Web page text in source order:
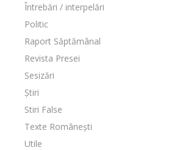
Întrebări / interpelări
Politic
Raport Săptămânal
Revista Presei
Sesizări
Știri
Stiri False
Texte Românești
Utile